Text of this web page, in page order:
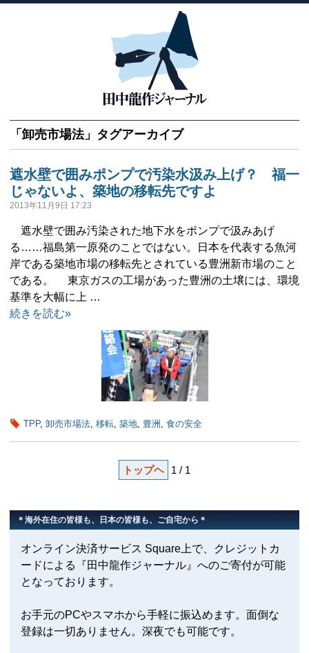
「 卸売市場法」タグアーカイブ
遮水壁で囲みポンプで汚染水汲み上げ？ 福一
じゃないよ、築地の移転先ですよ
2013年11月9日 17:23
遮水壁で囲み汚染された地下水をポンプで汲みあげ
る……福島第一原発のことではない。日本を代表する魚河
岸である築地市場の移転先とされている豊洲新市場のこと
である。 東京ガスの工場があった豊洲の土壌には、環境
基準を大幅に上 …
続きを読む»
TPP, 卸売市場法, 移転, 築地, 豊洲 , 食の安全
トップヘ 1 / 1
＊海外在住の皆様も、日本の皆様も、ご自宅から＊
オンライン決済サービス Square上で、クレジットカ
ードによる『田中龍作ジャーナル』へのご寄付が可能
となっております。
お手元のPCやスマホから手軽に振込めます。面倒な
登録は一切ありません。深夜でも可能です。